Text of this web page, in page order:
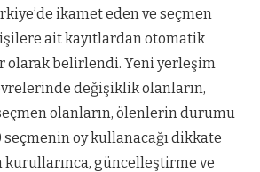
ikamet eden ve seçmen
ait kayıtlardan otomatik
belirlendi. Yeni yerleşim
değişiklik olanların,
olanların, ölenlerin durumu
seçmenin oy kullanacağı dikkate
kurullarınca, güncelleştirme ve